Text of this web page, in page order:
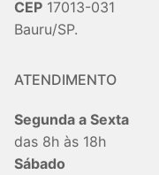
CEP 17013-031
Bauru/SP.
ATENDIMENTO
Segunda a Sexta
das 8h às 18h
Sábado